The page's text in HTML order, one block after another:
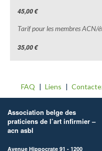
45,00 €
Tarif pour les membres ACN/
35,00 €
FAQ Liens
Association belge des
praticiens de l’art infirmier –
acn asbl
Avenue Hippocrate 91 - 1200